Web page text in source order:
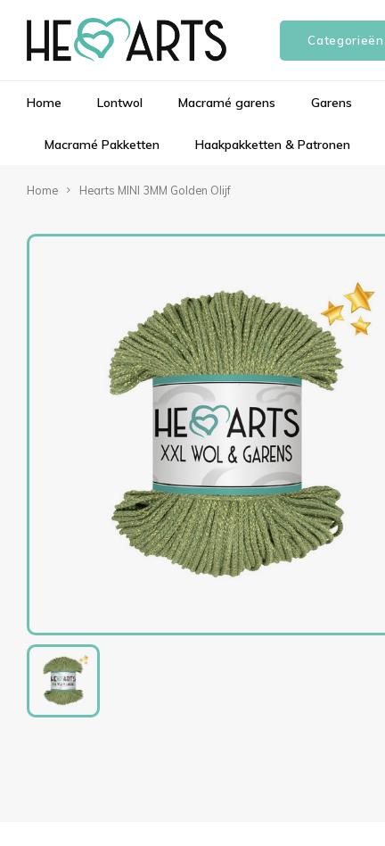
Categorieën
Home Lontwol Macramé garens Garens
Macramé Pakketten Haakpakketten & Patronen
Home Hearts MINI 3MM Golden Olijf